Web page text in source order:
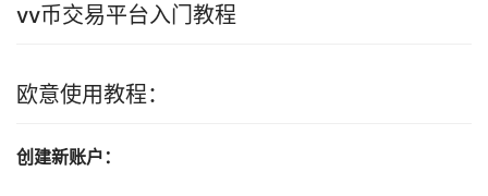
vv币交易平台入门教程
欧意使用教程：
创建新账户：